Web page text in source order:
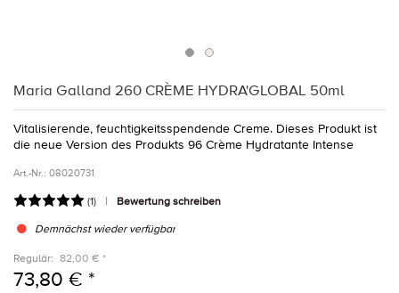
Maria Galland 260 CRÈME HYDRA'GLOBAL 50ml
Vitalisierende, feuchtigkeitsspendende Creme. Dieses Produkt ist
die neue Version des Produkts 96 Crème Hydratante Intense
Art.-Nr.: 08020731
(1) Bewertung schreiben
Demnächst wieder verfügbar
Regulär: 82,00 € *
73,80 € *